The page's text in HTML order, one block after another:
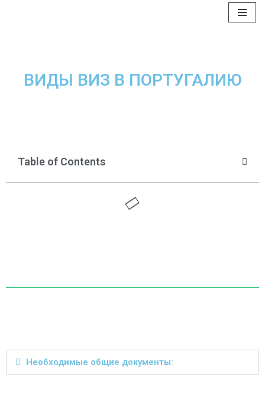
ВИДЫ ВИЗ В ПОРТУГАЛИЮ
Table of Contents
Необходимые общие документы: